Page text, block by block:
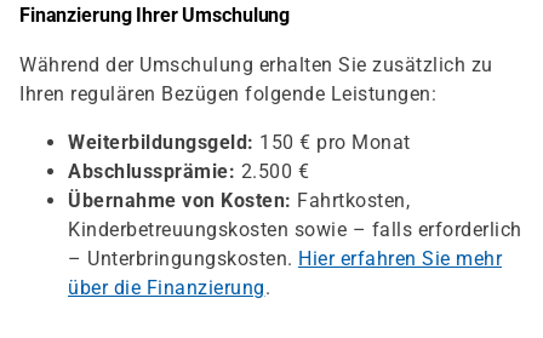
Finanzierung Ihrer Umschulung
Während der Umschulung erhalten Sie zusätzlich zu
Ihren regulären Bezügen folgende Leistungen:
Weiterbildungsgeld: 150 € pro Monat
Abschlussprämie: 2.500 €
Übernahme von Kosten: Fahrtkosten,
Kinderbetreuungskosten sowie – falls erforderlich
– Unterbringungskosten. Hier erfahren Sie mehr
über die Finanzierung.